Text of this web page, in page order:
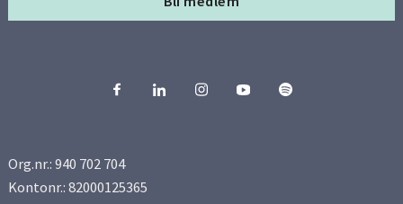
Side 15
Org.nr.: 940 702 704
Kontonr.: 82000125365